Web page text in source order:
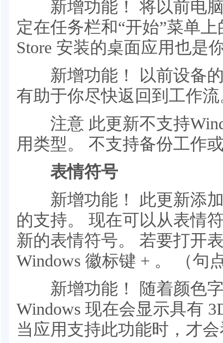
新增功能！ 将以前电脑
定在任务栏和“开始”菜单
Store 安装的桌面应用也是
新增功能！ 以前设备的
有助于你尽快返回到工作
注意 此更新不支持
用类型。 不支持备份工作
表情符号
新增功能！ 此更新添加
的支持。 现在可以从表情
新的表情符号。 若要打开
Windows 徽标键 + 。 （句
新增功能！ 随着颜色字
Windows 现在会显示具有
当应用支持此功能时，才